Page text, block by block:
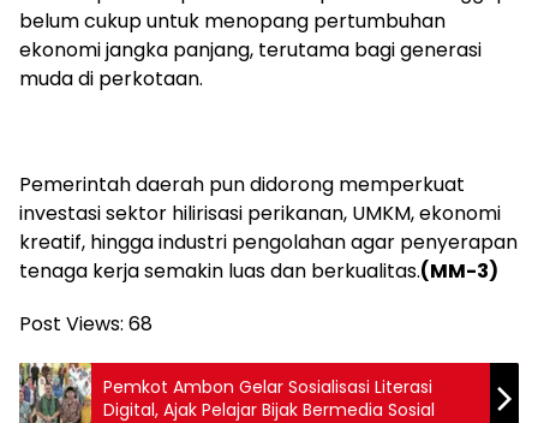
belum cukup untuk menopang pertumbuhan
ekonomi jangka panjang, terutama bagi generasi
muda di perkotaan.
Pemerintah daerah pun didorong memperkuat
investasi sektor hilirisasi perikanan, UMKM, ekonomi
kreatif, hingga industri pengolahan agar penyerapan
tenaga kerja semakin luas dan berkualitas.(MM-3)
Post Views: 68
Pemkot Ambon Gelar Sosialisasi Literasi
Digital, Ajak Pelajar Bijak Bermedia Sosial